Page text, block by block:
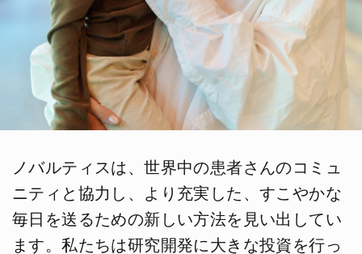
ノバルティスは、世界中の患者さんのコミュ
ニティと協力し、より充実した、すこやかな
毎日を送るための新しい方法を見い出してい
ます。私たちは研究開発に大きな投資を行っ